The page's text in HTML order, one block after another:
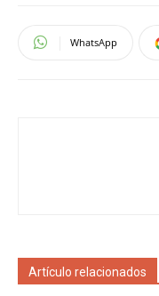
WhatsApp
Artículo relacionados